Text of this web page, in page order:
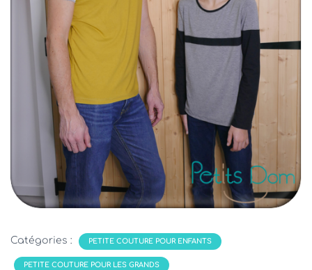
Catégories : PETITE COUTURE POUR ENFANTS
PETITE COUTURE POUR LES GRANDS